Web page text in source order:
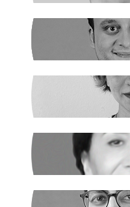
NEHİR
Dünya
ILGIN
Açlık ve
RUKİYE
Cumhur
ÇAĞDAŞ